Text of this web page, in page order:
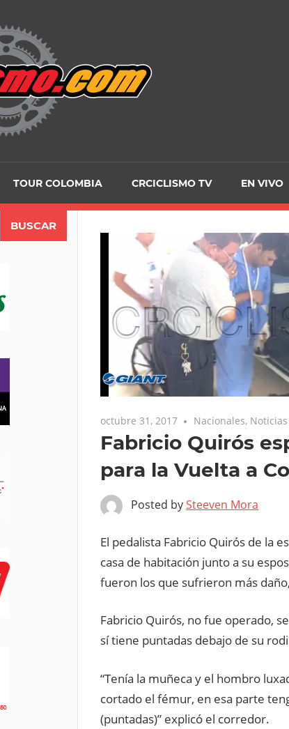
TOUR COLOMBIA CRCICLISMO TV EN VIVO
octubre 31, 2017 Nacionales, Noticias
Fabricio Quirós
para la Vuelta a
Posted bySteeven Mora
El pedalista Fabricio Quirós de la
casa de habitación junto a su
fueron los que sufrieron más
Fabricio Quirós, no fue operado,
sí tiene puntadas debajo de su
“Tenía la muñeca y el hombro
cortado el fémur, en esa parte
(puntadas)” explicó el corredor.